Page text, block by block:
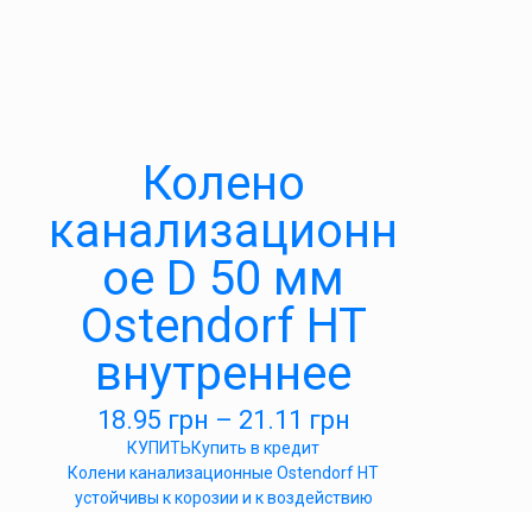
Колено
канализационн
ое D 50 мм
Ostendorf HT
внутреннее
18.95 грн – 21.11 грн
КУПИТЬКупить в кредит
Колени канализационные Ostendorf HT
устойчивы к корозии и к воздействию